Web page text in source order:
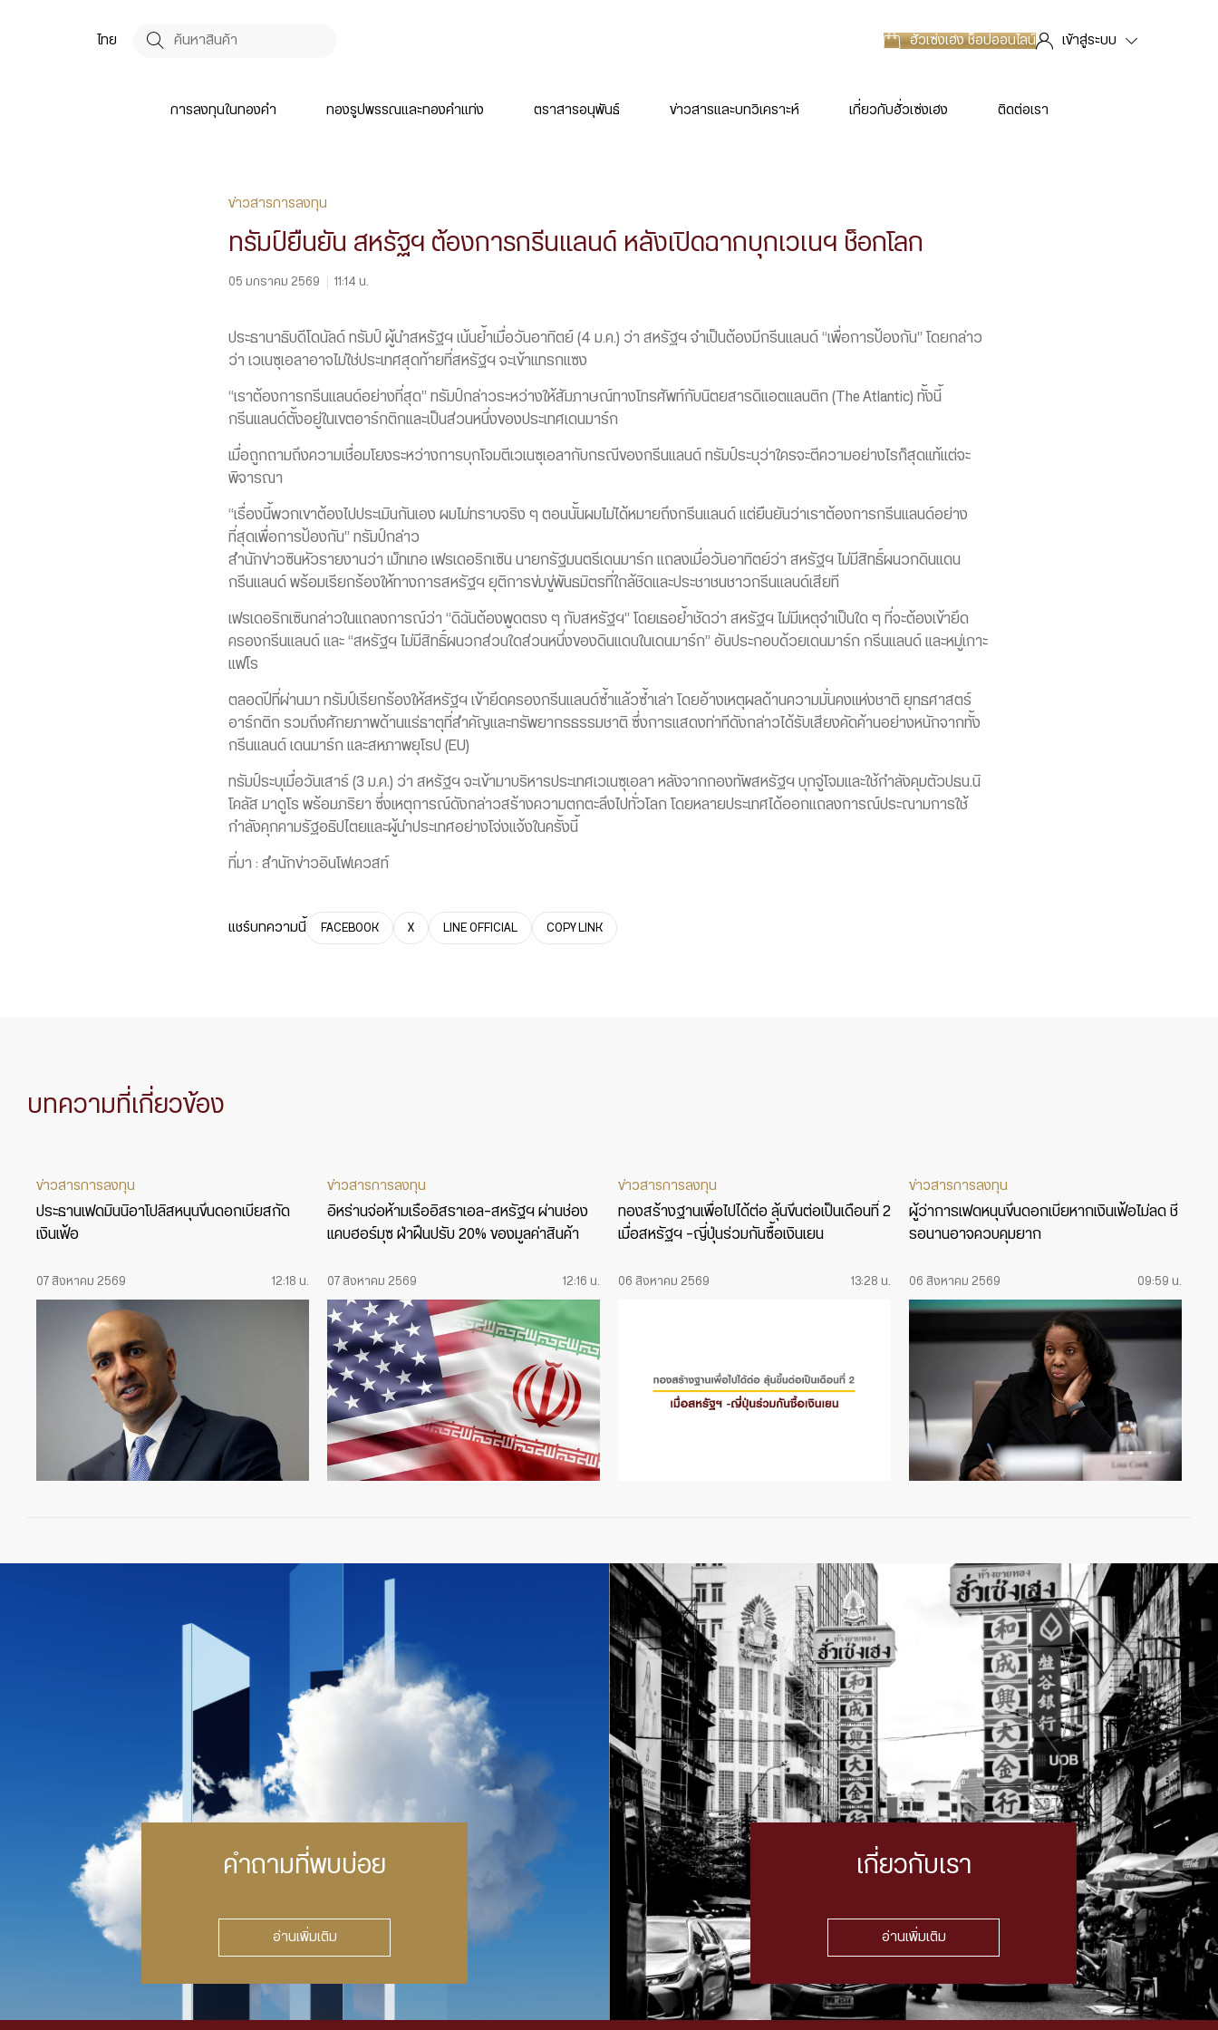
ไทย ฮั่วเซ่งเฮงช็อปออนไลน์ เข้าสู่ระบบ
การลงทุนในทองคำ ทองรูปพรรณและทองคำแท่ง ตราสารอนุพันธ์ ข่าวสารและบทวิเคราะห์ เกี่ยวกับฮั่วเซ่งเฮง ติดต่อเรา
ข่าวสารการลงทุน
ทรัมป์ยืนยัน สหรัฐฯ ต้องการกรีนแลนด์ หลังเปิดฉากบุกเวเนฯ ช็อกโลก
05 มกราคม 2569 11:14 น.
ประธานาธิบดีโดนัลด์ ทรัมป์ ผู้นำสหรัฐฯ เน้นย้ำเมื่อวันอาทิตย์ (4 ม.ค.) ว่า สหรัฐฯ จำเป็นต้องมีกรีนแลนด์ “เพื่อการป้องกัน” โดยกล่าว
ว่า เวเนซุเอลาอาจไม่ใช่ประเทศสุดท้ายที่สหรัฐฯ จะเข้าแทรกแซง
“เราต้องการกรีนแลนด์อย่างที่สุด” ทรัมป์กล่าวระหว่างให้สัมภาษณ์ทางโทรศัพท์กับนิตยสารดิแอตแลนติก (The Atlantic) ทั้งนี้
กรีนแลนด์ตั้งอยู่ในเขตอาร์กติกและเป็นส่วนหนึ่งของประเทศเดนมาร์ก
เมื่อถูกถามถึงความเชื่อมโยงระหว่างการบุกโจมตีเวเนซุเอลากับกรณีของกรีนแลนด์ ทรัมป์ระบุว่าใครจะตีความอย่างไรก็สุดแท้แต่จะ
พิจารณา
“เรื่องนี้พวกเขาต้องไปประเมินกันเอง ผมไม่ทราบจริง ๆ ตอนนั้นผมไม่ได้หมายถึงกรีนแลนด์ แต่ยืนยันว่าเราต้องการกรีนแลนด์อย่าง
ที่สุดเพื่อการป้องกัน” ทรัมป์กล่าว
สำนักข่าวซินหัวรายงานว่า เม็ทเทอ เฟรเดอริกเซิน นายกรัฐมนตรีเดนมาร์ก แถลงเมื่อวันอาทิตย์ว่า สหรัฐฯ ไม่มีสิทธิ์ผนวกดินแดน
กรีนแลนด์ พร้อมเรียกร้องให้ทางการสหรัฐฯ ยุติการข่มขู่พันธมิตรที่ใกล้ชิดและประชาชนชาวกรีนแลนด์เสียที
เฟรเดอริกเซินกล่าวในแถลงการณ์ว่า “ดิฉันต้องพูดตรง ๆ กับสหรัฐฯ” โดยเธอย้ำชัดว่า สหรัฐฯ ไม่มีเหตุจำเป็นใด ๆ ที่จะต้องเข้ายึด
ครองกรีนแลนด์ และ “สหรัฐฯ ไม่มีสิทธิ์ผนวกส่วนใดส่วนหนึ่งของดินแดนในเดนมาร์ก” อันประกอบด้วยเดนมาร์ก กรีนแลนด์ และหมู่เกาะ
แฟโร
ตลอดปีที่ผ่านมา ทรัมป์เรียกร้องให้สหรัฐฯ เข้ายึดครองกรีนแลนด์ซ้ำแล้วซ้ำเล่า โดยอ้างเหตุผลด้านความมั่นคงแห่งชาติ ยุทธศาสตร์
อาร์กติก รวมถึงศักยภาพด้านแร่ธาตุที่สำคัญและทรัพยากรธรรมชาติ ซึ่งการแสดงท่าทีดังกล่าวได้รับเสียงคัดค้านอย่างหนักจากทั้ง
กรีนแลนด์ เดนมาร์ก และสหภาพยุโรป (EU)
ทรัมป์ระบุเมื่อวันเสาร์ (3 ม.ค.) ว่า สหรัฐฯ จะเข้ามาบริหารประเทศเวเนซุเอลา หลังจากกองทัพสหรัฐฯ บุกจู่โจมและใช้กำลังคุมตัวปธน.นิ
โคลัส มาดูโร พร้อมภริยา ซึ่งเหตุการณ์ดังกล่าวสร้างความตกตะลึงไปทั่วโลก โดยหลายประเทศได้ออกแถลงการณ์ประณามการใช้
กำลังคุกคามรัฐอธิปไตยและผู้นำประเทศอย่างโจ่งแจ้งในครั้งนี้
ที่มา : สำนักข่าวอินโฟเควสท์
แชร์บทความนี้ FACEBOOK X LINE OFFICIAL COPY LINK
บทความที่เกี่ยวข้อง
ข่าวสารการลงทุน
ประธานเฟดมินนิอาโปลิสหนุนขึ้นดอกเบี้ยสกัด
เงินเฟ้อ
07 สิงหาคม 2569 12:18 น.
ข่าวสารการลงทุน
อิหร่านจ่อห้ามเรืออิสราเอล-สหรัฐฯ ผ่านช่อง
แคบฮอร์มุซ ฝ่าฝืนปรับ 20% ของมูลค่าสินค้า
07 สิงหาคม 2569 12:16 น.
ข่าวสารการลงทุน
ทองสร้างฐานเพื่อไปได้ต่อ ลุ้นขึ้นต่อเป็นเดือนที่ 2
เมื่อสหรัฐฯ -ญี่ปุ่นร่วมกันซื้อเงินเยน
06 สิงหาคม 2569 13:28 น.
ข่าวสารการลงทุน
ผู้ว่าการเฟดหนุนขึ้นดอกเบี้ยหากเงินเฟ้อไม่ลด ชี้
รอนานอาจควบคุมยาก
06 สิงหาคม 2569 09:59 น.
คำถามที่พบบ่อย
อ่านเพิ่มเติม
เกี่ยวกับเรา
อ่านเพิ่มเติม